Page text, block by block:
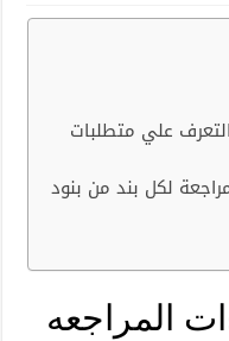
علي متطلبات
لكل بند من بنود
المراجعه